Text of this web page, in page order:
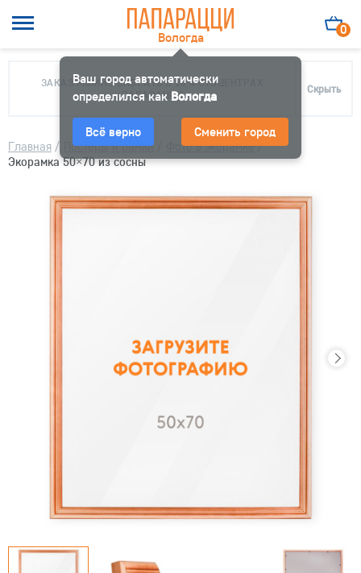
Вологда
Ваш город автоматически
определился как Вологда
Всё верно Сменить город
0
ЗАКАЗ МОЖНО ЗАБРАТЬ В 10 ФОТОЦЕНТРАХ
ПАПАРАЦЦИ
Скрыть
Главная / Постеры и рамки Фото в экорамке/
Экорамка 50×70 из сосны